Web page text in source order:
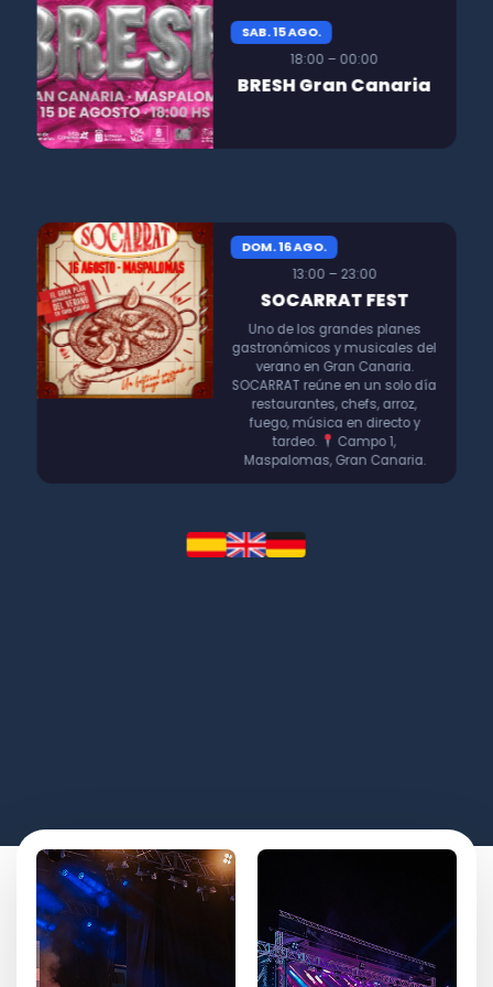
SAB. 15 AGO.
18:00 – 00:00
BRESH Gran Canaria
DOM. 16 AGO.
13:00 – 23:00
SOCARRAT FEST
Uno de los grandes planes
gastronómicos y musicales del
verano en Gran Canaria.
SOCARRAT reúne en un solo día
restaurantes, chefs, arroz,
fuego, música en directo y
tardeo.
Campo 1,
Maspalomas, Gran Canaria.